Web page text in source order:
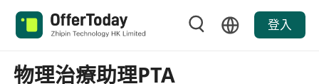
登入
物理治療助理PTA